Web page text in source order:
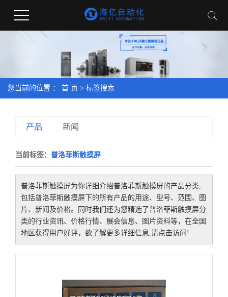
您当前的位置 ： 首 页 > 标签搜索
产品 新闻
当前标签： 普洛菲斯触摸屏
普洛菲斯触摸屏为你详细介绍普洛菲斯触摸屏的产品分类,
包括普洛菲斯触摸屏 下的所有产品的用途、型号、范围、图
片、新闻及价格。同时我们还为您精选了普洛菲斯触摸屏分
类的行业资讯、价格行情、展会信息、图片资料等，在全国
地区获得用户好评，欲了解更多详细信息,请点击访问!